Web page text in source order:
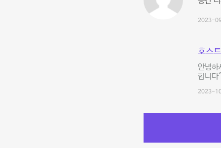
2023-
호스
안녕하
합니다
2023-